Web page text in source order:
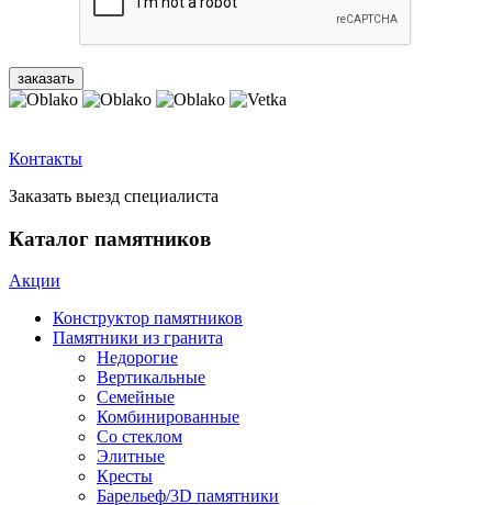
Контакты
Заказать выезд специалиста
Каталог памятников
Акции
Конструктор памятников
Памятники из гранита
Недорогие
Вертикальные
Семейные
Комбинированные
Со стеклом
Элитные
Кресты
Барельеф/3D памятники